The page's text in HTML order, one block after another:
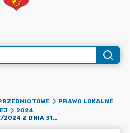
PRAWO LOKALNE
2024
UCHWAŁA NR LXXXV/352/2024 Z DNIA 31.01.2024 R. W SPRAWIE ZMIAN WIELOLETNIEJ PROGNOZY FINANSOWEJ GMINY ZAWIDÓW